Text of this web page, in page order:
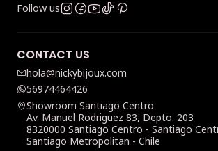
Follow us
CONTACT US
hola@nickybijoux.com
56974464426
Showroom Santiago Centro
Av. Manuel Rodriguez 83, Depto. 203
8320000 Santiago Centro - Santiago
Santiago Metropolitan - Chile